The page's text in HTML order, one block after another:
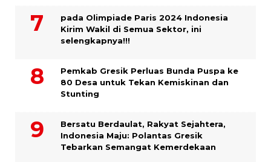
pada Olimpiade Paris 2024 Indonesia
Kirim Wakil di Semua Sektor, ini
selengkapnya!!!
Pemkab Gresik Perluas Bunda Puspa ke
80 Desa untuk Tekan Kemiskinan dan
Stunting
Bersatu Berdaulat, Rakyat Sejahtera,
Indonesia Maju: Polantas Gresik
Tebarkan Semangat Kemerdekaan